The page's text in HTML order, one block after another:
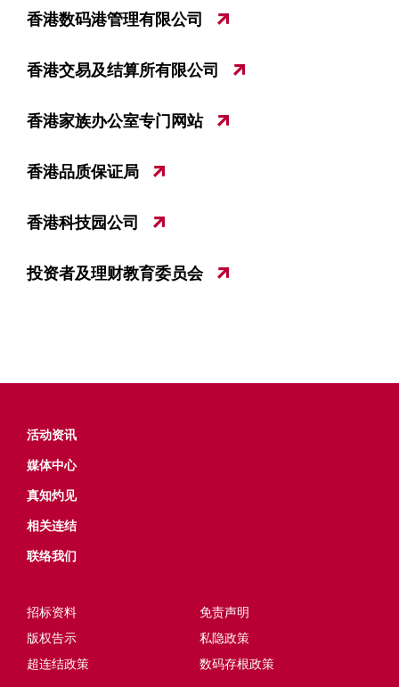
香港数码港管理有限公司
香港交易及结算所有限公司
香港家族办公室专门网站
香港品质保证局
香港科技园公司
投资者及理财教育委员会
活动资讯
媒体中心
真知灼见
相关连结
联络我们
招标资料
免责声明
版权告示
私隐政策
超连结政策
数码存根政策